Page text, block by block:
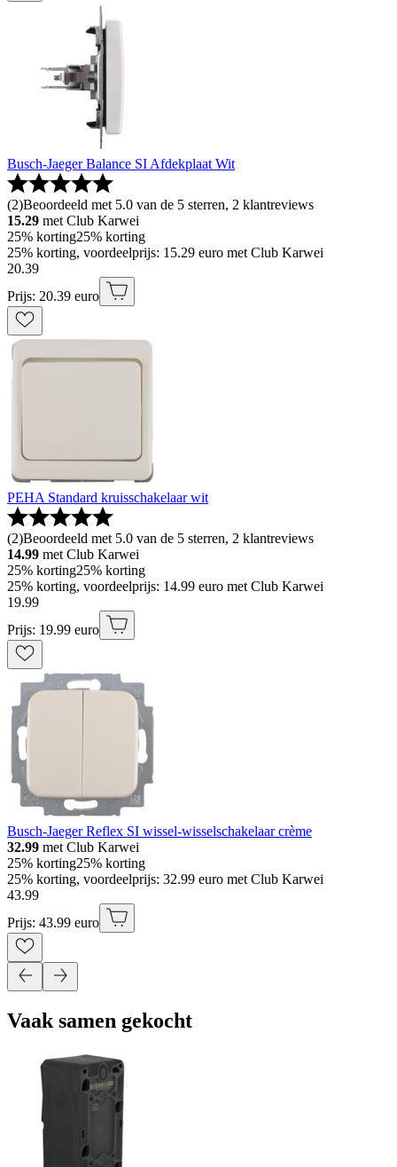
Busch-Jaeger Balance SI Afdekplaat Wit
(2)Beoordeeld met 5.0 van de 5 sterren, 2 klantreviews
15.29 met Club Karwei
25% korting25% korting
25% korting, voordeelprijs: 15.29 euro met Club Karwei
20.39
Prijs: 20.39 euro
PEHA Standard kruisschakelaar wit
(2)Beoordeeld met 5.0 van de 5 sterren, 2 klantreviews
14.99 met Club Karwei
25% korting25% korting
25% korting, voordeelprijs: 14.99 euro met Club Karwei
19.99
Prijs: 19.99 euro
Busch-Jaeger Reflex SI wissel-wisselschakelaar crème
32.99 met Club Karwei
25% korting25% korting
25% korting, voordeelprijs: 32.99 euro met Club Karwei
43.99
Prijs: 43.99 euro
Vaak samen gekocht